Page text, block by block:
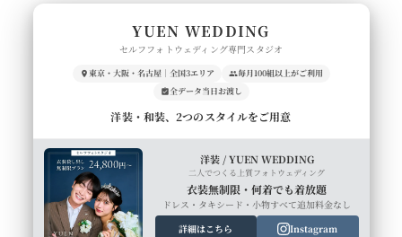
YUEN WEDDING
セルフフォトウェディング専門スタジオ
東京・大阪・名古屋｜全国3エリア
毎月100組以上がご利用
全データ当日お渡し
洋装・和装、2つのスタイルをご用意
洋装 / YUEN WEDDING
二人でつくる上質フォトウェディング
衣装無制限・何着でも着放題
ドレス・タキシード・小物すべて追加料金なし
詳細はこちら
Instagram